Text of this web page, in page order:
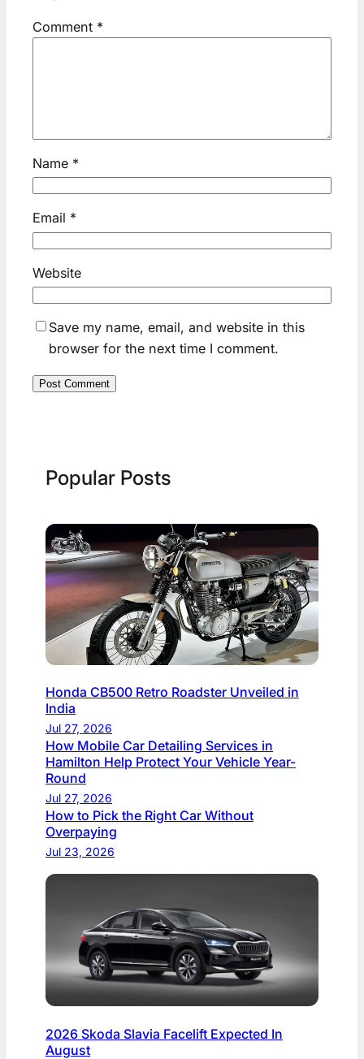
Comment *
Name *
Email *
Website
Save my name, email, and website in this
browser for the next time I comment.
Popular Posts
Honda CB500 Retro Roadster Unveiled in
India
Jul 27, 2026
How Mobile Car Detailing Services in
Hamilton Help Protect Your Vehicle Year-
Round
Jul 27, 2026
How to Pick the Right Car Without
Overpaying
Jul 23, 2026
2026 Skoda Slavia Facelift Expected In
August